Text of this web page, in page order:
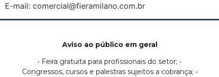
E-mail: comercial@fieramilano.com.br
Aviso ao público em geral
• Feira gratuita para profissionais do setor; •
Congressos, cursos e palestras sujeitos a cobrança; •